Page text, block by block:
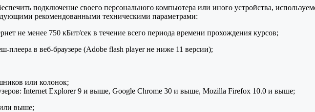
подключение своего персонального компьютера или иного устройства,
рекомендованными техническими параметрами:
не менее 750 кБит/сек в течение всего периода времени прохождения курсов;
в веб-браузере (Adobe flash player не ниже 11 версии);
или колонок;
Internet Explorer 9 и выше, Google Chrome 30 и выше, Mozilla Firefox 10.0 и выше;
выше;